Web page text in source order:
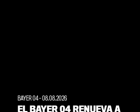
BAYER 04-08.08.2026
EL BAYER 04 RENUEVA A